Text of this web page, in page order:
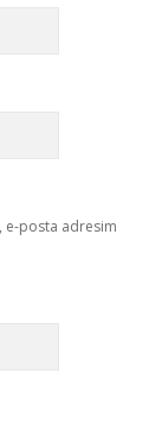
e-posta adresim